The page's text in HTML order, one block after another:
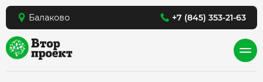
Балаково +7 (845) 353-21-63